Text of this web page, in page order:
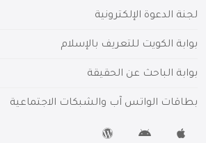
لجنة الدعوة الإلكترونية
بوابة الكويت للتعريف بالإسلام
بوابة الباحث عن الحقيقة
بطاقات الواتس آب والشبكات الاجتماعية